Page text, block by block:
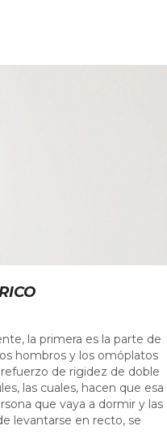
la primera es la parte de
hombros y los omóplatos
de rigidez de doble
las cuales, hacen que esa
que vaya a dormir y las
levantarse en recto, se